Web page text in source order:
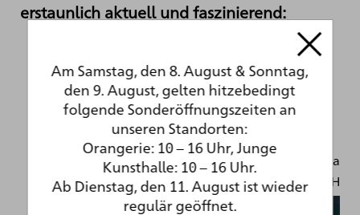
erstaunlich aktuell und faszinierend:
Jacob-Friesen über die
Anziehungskraft Alter Meister.
Foto: Aristidis Schnelzer, Logo: Pia
Schmeckthal, Auf die Ohren GmbH
Am Samstag, den 8. August & Sonntag,
den 9. August, gelten hitzebedingt
folgende Sonderöffnungszeiten an
unseren Standorten:
Orangerie: 10 – 16 Uhr, Junge
Kunsthalle: 10 – 16 Uhr.
Ab Dienstag, den 11. August ist wieder
regulär geöffnet.